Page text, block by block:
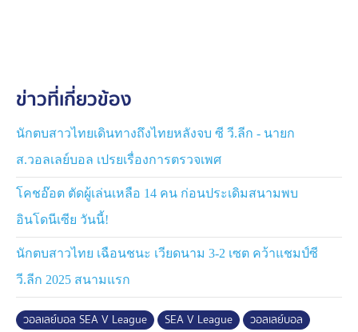
อำนวยการโรงพยาบาลค่ายสุรนารี ได้กล่าวว่า การมาเยี่ยม
เป็นการสร้างกำลังใจให้กับทีมชาติไทยด้วยเช่นกัน
ข่าวที่เกี่ยวข้อง
นักตบสาวไทยเดินทางถึงไทยหลังจบ ซี วี.ลีก - นายก
ส.วอลเลย์บอล เปรยเรื่องการตรวจเพศ
โคชอ๊อต ตัดผู้เล่นเหลือ 14 คน ก่อนประเดิมสนามพบ
อินโดนีเซีย วันนี้!
นักตบสาวไทย เฉือนชนะ เวียดนาม 3-2 เซต คว้าแชมป์ซี
วี.ลีก 2025 สนามแรก
วอลเลย์บอล SEA V League SEA V League
วอลเลย์บอล